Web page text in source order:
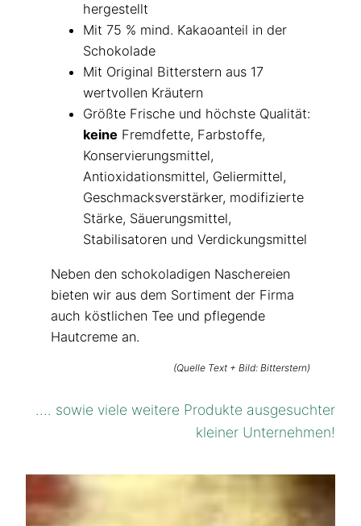
hergestellt
Mit 75 % mind. Kakaoanteil in der
Schokolade
Mit Original Bitterstern aus 17
wertvollen Kräutern
Größte Frische und höchste Qualität:
keine Fremdfette, Farbstoffe,
Konservierungsmittel,
Antioxidationsmittel, Geliermittel,
Geschmacksverstärker, modifizierte
Stärke, Säuerungsmittel,
Stabilisatoren und Verdickungsmittel
Neben den schokoladigen Naschereien
bieten wir aus dem Sortiment der Firma
auch köstlichen Tee und pflegende
Hautcreme an.
(Quelle Text + Bild: Bitterstern)
…. sowie viele weitere Produkte ausgesuchter
kleiner Unternehmen!